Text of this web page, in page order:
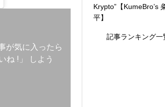
が気に入ったら
ね !」 しよう
Krypto”【KumeBro’s
平】
記事ランキング一